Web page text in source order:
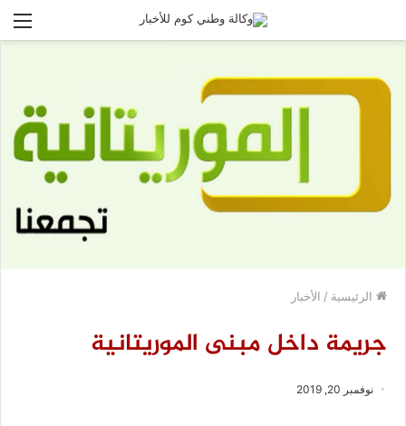
الرئيسية / الأخبار
جريمة داخل مبنى الموريتانية
نوفمبر 20, 2019